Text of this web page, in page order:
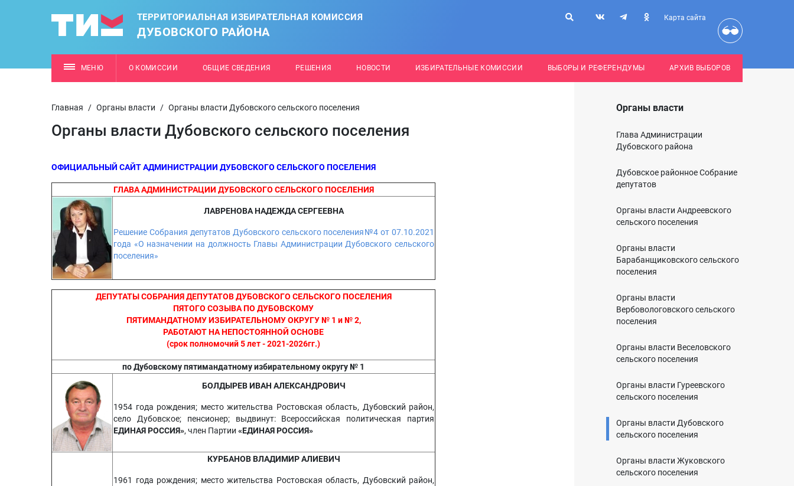
ТЕРРИТОРИАЛЬНАЯ ИЗБИРАТЕЛЬНАЯ КОМИССИЯ
ДУБОВСКОГО РАЙОНА
Карта сайта
МЕНЮ О КОМИССИИ ОБЩИЕ СВЕДЕНИЯ РЕШЕНИЯ НОВОСТИ ИЗБИРАТЕЛЬНЫЕ КОМИССИИ ВЫБОРЫ И РЕФЕРЕНДУМЫ АРХИВ ВЫБОРОВ
Главная / Органы власти / Органы власти Дубовского сельского поселения
Органы власти Дубовского сельского поселения
ОФИЦИАЛЬНЫЙ САЙТ АДМИНИСТРАЦИИ ДУБОВСКОГО СЕЛЬСКОГО ПОСЕЛЕНИЯ
ГЛАВА АДМИНИСТРАЦИИ ДУБОВСКОГО СЕЛЬСКОГО ПОСЕЛЕНИЯ
ЛАВРЕНОВА НАДЕЖДА СЕРГЕЕВНА
Решение Собрания депутатов Дубовского сельского поселения№4 от 07.10.2021
года «О назначении на должность Главы Администрации Дубовского сельского
поселения»
ДЕПУТАТЫ СОБРАНИЯ ДЕПУТАТОВ ДУБОВСКОГО СЕЛЬСКОГО ПОСЕЛЕНИЯ
ПЯТОГО СОЗЫВА ПО ДУБОВСКОМУ
ПЯТИМАНДАТНОМУ ИЗБИРАТЕЛЬНОМУ ОКРУГУ № 1 и № 2,
РАБОТАЮТ НА НЕПОСТОЯННОЙ ОСНОВЕ
(срок полномочий 5 лет - 2021-2026гг.)
по Дубовскому пятимандатному избирательному округу № 1
БОЛДЫРЕВ ИВАН АЛЕКСАНДРОВИЧ
1954 года рождения; место жительства Ростовская область, Дубовский район,
село Дубовское; пенсионер; выдвинут: Всероссийская политическая партия
ЕДИНАЯ РОССИЯ», член Партии «ЕДИНАЯ РОССИЯ»
КУРБАНОВ ВЛАДИМИР АЛИЕВИЧ
1961 года рождения; место жительства Ростовская область, Дубовский район,
Органы власти
Глава Администрации
Дубовского района
Дубовское районное Собрание
депутатов
Органы власти Андреевского
сельского поселения
Органы власти
Барабанщиковского сельского
поселения
Органы власти
Вербовологовского сельского
поселения
Органы власти Веселовского
сельского поселения
Органы власти Гуреевского
сельского поселения
Органы власти Дубовского
сельского поселения
Органы власти Жуковского
сельского поселения